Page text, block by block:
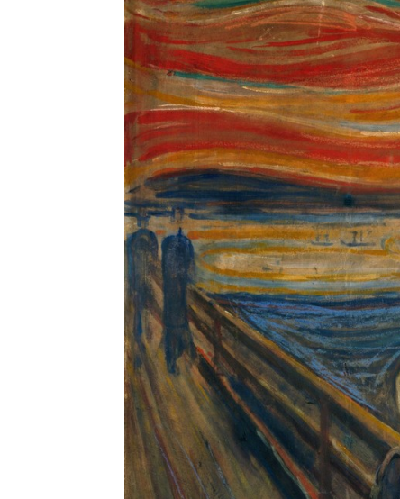
Remaining
Time
-0:00